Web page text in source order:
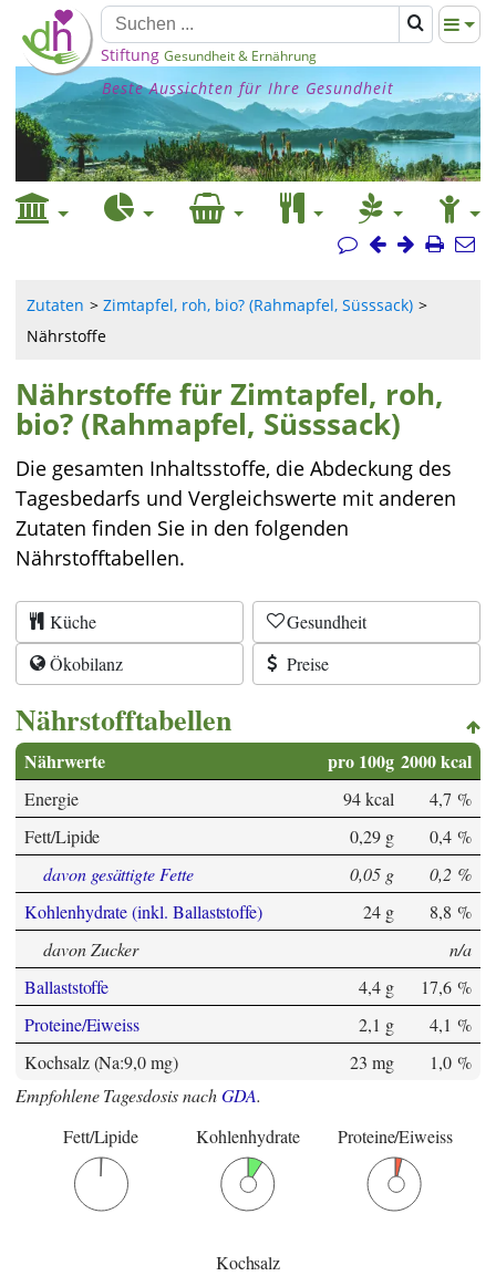
Stiftung Gesundheit & Ernährung
Beste Aussichten für Ihre Gesundheit
Zutaten
Zimtapfel, roh, bio? (Rahmapfel, Süsssack)
Nährstoffe
Nährstoffe für Zimtapfel, roh,
bio? (Rahmapfel, Süsssack)
Die gesamten Inhaltsstoffe, die Abdeckung des
Tagesbedarfs und Vergleichswerte mit anderen
Zutaten finden Sie in den folgenden
Nährstofftabellen.
Küche
Gesundheit
Ökobilanz
Preise
Nährstofftabellen
Nährwerte pro 100g 2000 kcal
Energie 94 kcal
4,7 %
Fett/Lipide
0,29 g
0,4 %
davon gesättigte Fette
0,05 g
0,2 %
Kohlenhydrate (inkl. Ballaststoffe)
24 g
8,8 %
davon Zucker
n/a
Ballaststoffe
4,4 g
17,6 %
Proteine/Eiweiss
2,1 g
4,1 %
Kochsalz (Na:9,0 mg)
23 mg
1,0 %
Empfohlene Tagesdosis nachGDA.
Fett/Lipide
Kohlenhydrate Proteine/Eiweiss
Kochsalz